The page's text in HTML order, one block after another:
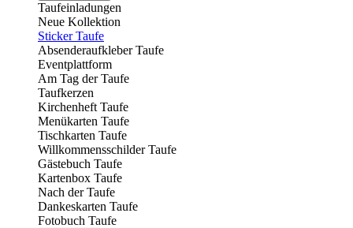
Taufeinladungen
Neue Kollektion
Sticker Taufe
Absenderaufkleber Taufe
Eventplattform
Am Tag der Taufe
Taufkerzen
Kirchenheft Taufe
Menükarten Taufe
Tischkarten Taufe
Willkommensschilder Taufe
Gästebuch Taufe
Kartenbox Taufe
Nach der Taufe
Dankeskarten Taufe
Fotobuch Taufe